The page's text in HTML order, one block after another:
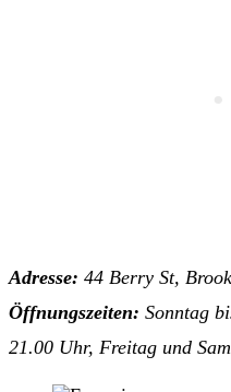
Adresse: 44 Berry St,
Öffnungszeiten: Sonntag
21.00 Uhr, Freitag und